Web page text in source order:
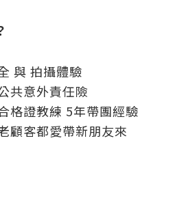
與 拍攝體驗
共意外責任險
格證教練 5年帶團經驗
顧客都愛帶新朋友來